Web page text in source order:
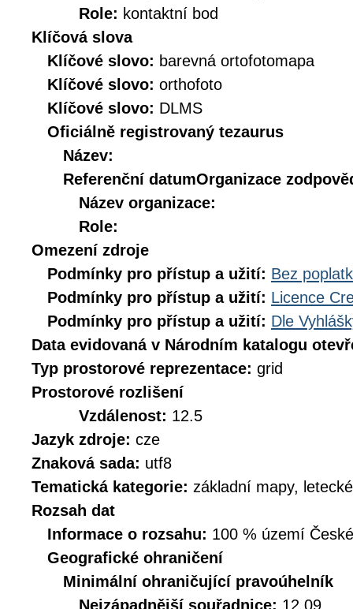
Role: kontaktní bod
Klíčová slova
Klíčové slovo: barevná ortofotomapa
Klíčové slovo: orthofoto
Klíčové slovo: DLMS
Oficiálně registrovaný tezaurus
Název:
Referenční datumOrganizace
Název organizace:
Role:
Omezení zdroje
Podmínky pro přístup a užití: Bez
Podmínky pro přístup a užití: Licence
Podmínky pro přístup a užití: Dle
Data evidovaná v Národním katalogu
Typ prostorové reprezentace: grid
Prostorové rozlišení
Vzdálenost: 12.5
Jazyk zdroje: cze
Znaková sada: utf8
Tematická kategorie: základní mapy,
Rozsah dat
Informace o rozsahu: 100 % území
Geografické ohraničení
Minimální ohraničující pravoúhelník
Nejzápadnější souřadnice: 12.09